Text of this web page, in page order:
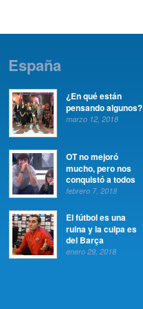
España
¿En qué están
pensando algunos?
marzo 12, 2018
OT no mejoró
mucho, pero nos
conquistó a todos
febrero 7, 2018
El fútbol es una
ruina y la culpa es
del Barça
enero 29, 2018